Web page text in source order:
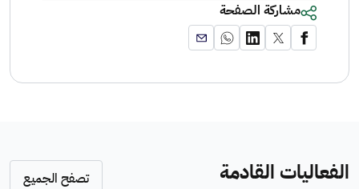
مشاركة الصفحة
الفعاليات القادمة تصفح الجميع